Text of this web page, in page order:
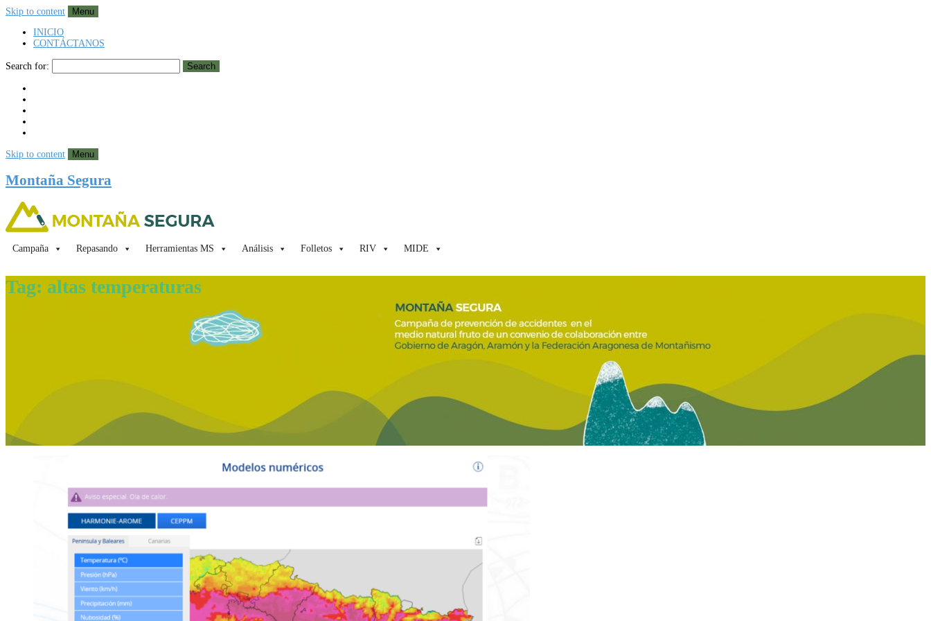
Skip to content
Menu
INICIO
CONTÁCTANOS
Search for: Search
Skip to content Menu
Montaña Segura
Campaña Repasando Herramientas MS Análisis Folletos RIV MIDE
Tag: altas temperaturas